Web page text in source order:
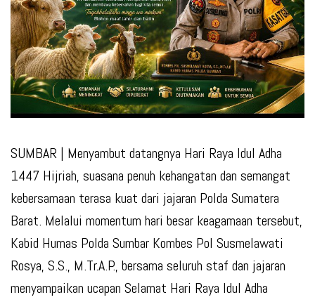
SUMBAR | Menyambut datangnya Hari Raya Idul Adha
1447 Hijriah, suasana penuh kehangatan dan semangat
kebersamaan terasa kuat dari jajaran Polda Sumatera
Barat. Melalui momentum hari besar keagamaan tersebut,
Kabid Humas Polda Sumbar Kombes Pol Susmelawati
Rosya, S.S., M.Tr.A.P., bersama seluruh staf dan jajaran
menyampaikan ucapan Selamat Hari Raya Idul Adha